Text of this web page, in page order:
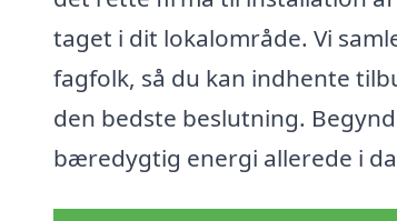
taget i dit lokalområde. Vi
fagfolk, så du kan indhente
den bedste beslutning.
bæredygtig energi allerede i